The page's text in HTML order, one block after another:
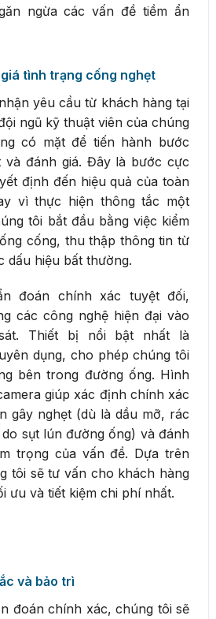
ngừa các vấn đề tiềm ẩn
tình trạng cống nghẹt
yêu cầu từ khách hàng tại
ngũ kỹ thuật viên của chúng
có mặt để tiến hành bước
và đánh giá. Đây là bước cực
định đến hiệu quả của toàn
vì thực hiện thông tắc một
tôi bắt đầu bằng việc kiểm
cống, thu thập thông tin từ
dấu hiệu bất thường.
đoán chính xác tuyệt đối,
các công nghệ hiện đại vào
Thiết bị nổi bật nhất là
dụng, cho phép chúng tôi
bên trong đường ống. Hình
giúp xác định chính xác
gây nghẹt (dù là dầu mỡ, rác
sụt lún đường ống) và đánh
trọng của vấn đề. Dựa trên
tôi sẽ tư vấn cho khách hàng
ưu và tiết kiệm chi phí nhất.
và bảo trì
đoán chính xác, chúng tôi sẽ